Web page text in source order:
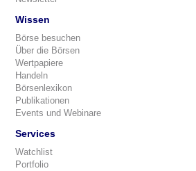
Wissen
Börse besuchen
Über die Börsen
Wertpapiere
Handeln
Börsenlexikon
Publikationen
Events und Webinare
Services
Watchlist
Portfolio